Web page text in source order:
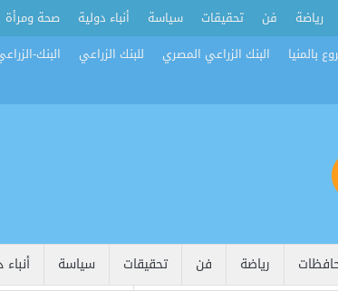
رياضة فن تحقيقات سياسة أنباء دولية صحة ومرأة
بالمنيا
البنك الزراعي المصري للبنك الزراعي البنك-
رياضة فن تحقيقات سياسة